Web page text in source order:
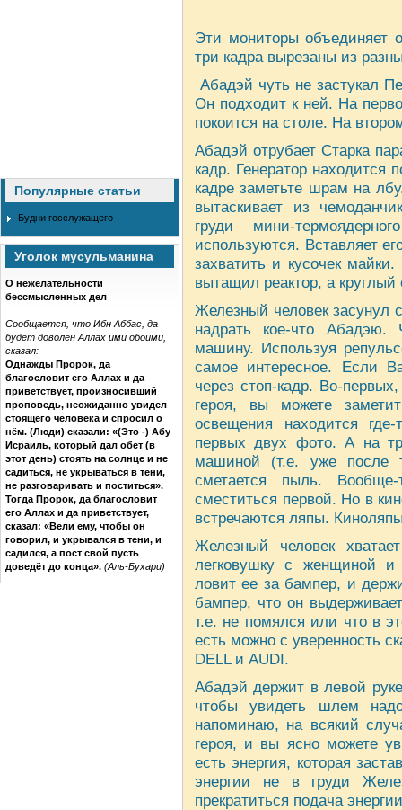
Популярные статьи
Будни госслужащего
Уголок мусульманина
О нежелательности
бессмысленных дел
Сообщается, что Ибн Аббас, да
будет доволен Аллах ими обоими,
сказал:
Однажды Пророк, да
благословит его Аллах и да
приветствует, произносивший
проповедь, неожиданно увидел
стоящего человека и спросил о
нём. (Люди) сказали: «(Это -) Абу
Исраиль, который дал обет (в
этот день) стоять на солнце и не
садиться, не укрываться в тени,
не разговаривать и поститься».
Тогда Пророк, да благословит
его Аллах и да приветствует,
сказал: «Вели ему, чтобы он
говорил, и укрывался в тени, и
садился, а пост свой пусть
доведёт до конца». (Аль-Бухари)
Эти мониторы объединяет
три кадра вырезаны из
Абадэй чуть не застукал
Он подходит к ней. На
покоится на столе. На
Абадэй отрубает Старка
кадр. Генератор находится
кадре заметьте шрам на
вытаскивает из
груди мини-
используются. Вставляет
захватить и кусочек
вытащил реактор, а круглый
Железный человек засунул
надрать кое-что Абадэю.
машину. Используя
самое интересное. Если
через стоп-кадр. Во-
героя, вы можете
освещения находится
первых двух фото. А на
машиной (т.е. уже после
сметается пыль.
сместиться первой. Но в
встречаются ляпы.
Железный человек
легковушку с женщиной
ловит ее за бампер, и
бампер, что он
т.е. не помялся или что в
есть можно с уверенность
DELL и AUDI.
Абадэй держит в левой
чтобы увидеть шлем
напоминаю, на всякий
героя, и вы ясно можете
есть энергия, которая
энергии не в груди
прекратиться подача